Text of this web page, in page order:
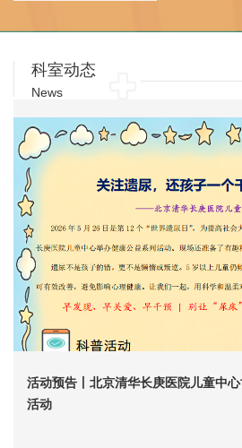
科室动态
News
活动预告丨北京清华长庚医院儿童中
活动